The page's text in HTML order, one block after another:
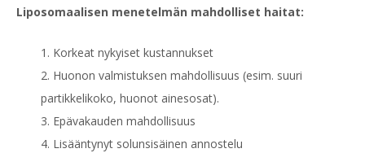
Liposomaalisen menetelmän mahdolliset haitat:
Korkeat nykyiset kustannukset
Huonon valmistuksen mahdollisuus (esim. suuri
partikkelikoko, huonot ainesosat).
Epävakauden mahdollisuus
Lisääntynyt solunsisäinen annostelu